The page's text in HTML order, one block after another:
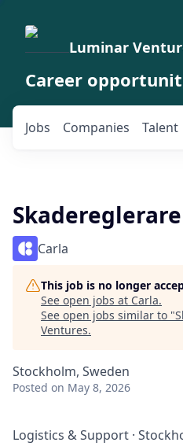
Luminar
Career
Jobs Companies Talent
Skadereglerare
Carla
This job is no longer
See open jobs at Carla.
See open jobs similar to "
Ventures.
Stockholm, Sweden
Posted on May 8, 2026
Logistics & Support ·